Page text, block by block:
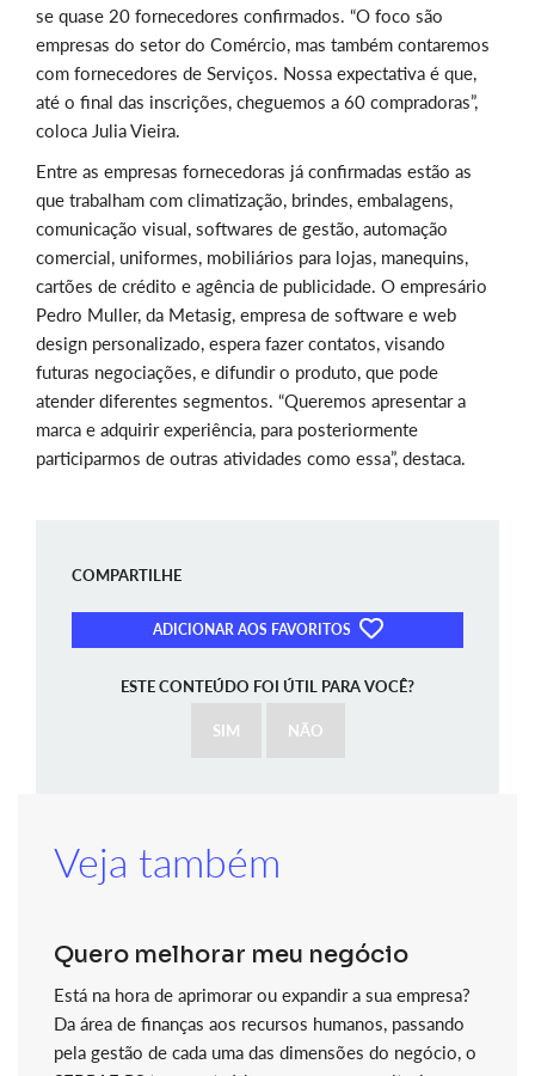
se quase 20 fornecedores confirmados. “O foco são
empresas do setor do Comércio, mas também contaremos
com fornecedores de Serviços. Nossa expectativa é que,
até o final das inscrições, cheguemos a 60 compradoras”,
coloca Julia Vieira.
Entre as empresas fornecedoras já confirmadas estão as
que trabalham com climatização, brindes, embalagens,
comunicação visual, softwares de gestão, automação
comercial, uniformes, mobiliários para lojas, manequins,
cartões de crédito e agência de publicidade. O empresário
Pedro Muller, da Metasig, empresa de software e web
design personalizado, espera fazer contatos, visando
futuras negociações, e difundir o produto, que pode
atender diferentes segmentos. “Queremos apresentar a
marca e adquirir experiência, para posteriormente
participarmos de outras atividades como essa”, destaca.
COMPARTILHE
ADICIONAR AOS FAVORITOS
ESTE CONTEÚDO FOI ÚTIL PARA VOCÊ?
SIM NÃO
Veja também
Quero melhorar meu negócio
Está na hora de aprimorar ou expandir a sua empresa?
Da área de finanças aos recursos humanos, passando
pela gestão de cada uma das dimensões do negócio, o